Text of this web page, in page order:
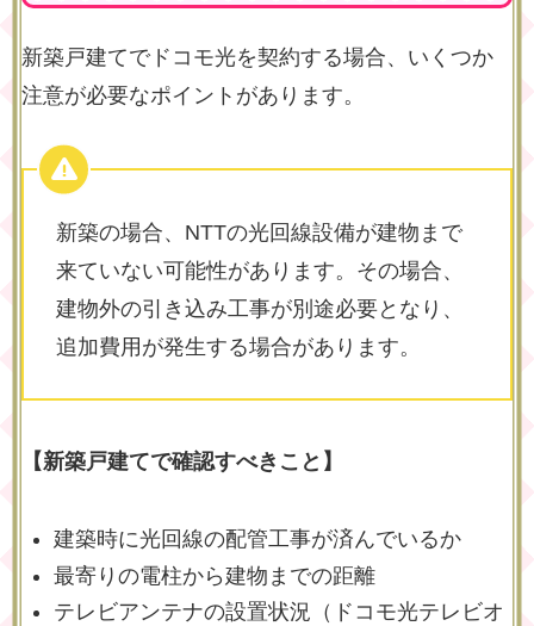
新築戸建てでドコモ光を契約する場合、いくつか
注意が必要なポイントがあります。
新築の場合、NTTの光回線設備が建物まで
来ていない可能性があります。その場合、
建物外の引き込み工事が別途必要となり、
追加費用が発生する場合があります。
【新築戸建てで確認すべきこと】
建築時に光回線の配管工事が済んでいるか
最寄りの電柱から建物までの距離
テレビアンテナの設置状況（ドコモ光テレビオ